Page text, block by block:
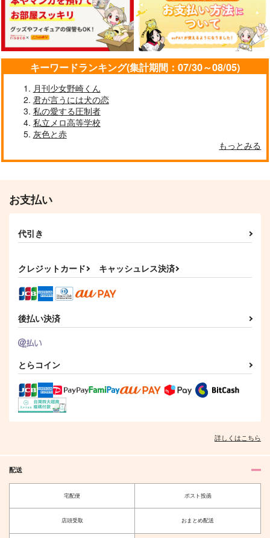
変変身
トカゲ村
739円 （税込）
躑躅森盧笙×白膠木簓
サンプル
作品詳細
アイカタアディクショ
ン！
爆裂いちご
944円（税込）
白膠木簓×躑躅森盧笙
新婚さんはじめました
ｍｅｒｒｙ
330円（税込）
白膠木簓×躑躅森盧笙
絶華ささろ再録集
絶華
1,439円 （税込）
白膠木簓×躑躅森盧笙
遥かの残響 上
トカゲ村
1,147
芥処理場
メリーゴーランド
LONG AFTER TODA
CYUKO
専売 787円（税込）
ヒプノシスマイク
躑躅森盧笙×白膠木簓
サンプル
根菜
専売 880円（税込）
ONCE MORE, AND M
水彩度の海
専売 787円（税込）
キーワードランキング(集計期間：07/30～08/05)
月刊少女野崎くん
君が言うには犬の恋
私の愛する圧制者
私立メロ高等学校
灰色と赤
もっとみる
お支払い
代引き
クレジットカード キャッシュレス決済
後払い決済
とらコイン
詳しくはこちら
配送
宅配便 ポスト投函
店頭受取 おまとめ配送